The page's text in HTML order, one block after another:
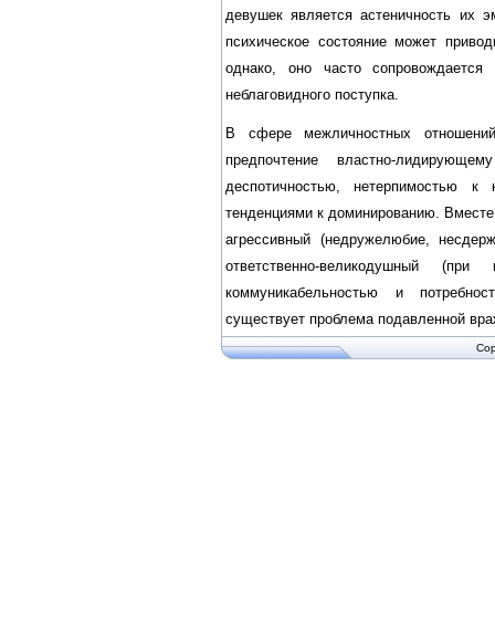
девушек является астеничность их
психическое состояние может
однако, оно часто
неблаговидного поступка.
В сфере межличностных
предпочтение властно-
деспотичностью, нетерпимостью к
тенденциями к доминированию.
агрессивный (недружелюбие,
ответственно-великодушный
коммуникабельностью и
существует проблема подавленной